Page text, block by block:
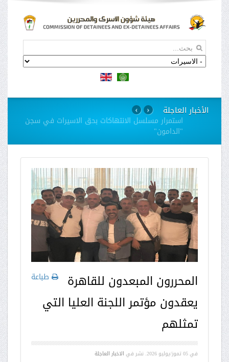
الأخبار العاجلة
استمرار مسلسل الانتهاكات بحق الاسيرات في سجن
"الدامون"
› ‹
طباعة
المحررون المبعدون للقاهرة
يعقدون مؤتمر اللجنة العليا التي
تمثلهم
في05 تموز/يوليو 2026 . نشر في الاخبار العاجلة